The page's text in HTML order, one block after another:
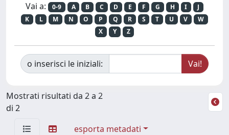
Vai a: 0-9 A B C D E F G H I
J
K
L M N O P Q R S T U V
W
X
Y Z
o inserisci le iniziali:
Mostrati risultati da 2 a 2
di 2
esporta metadati